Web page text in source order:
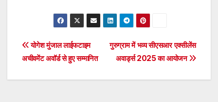
Post
navigation
गुरुग्राम में भव्य सीएसआर एक्सीलेंस
अवार्ड्स 2025 का आयोजन
योगेश मुंजाल लाईफटाइम
अचीवमेंट अवॉर्ड से हुए सम्मानित